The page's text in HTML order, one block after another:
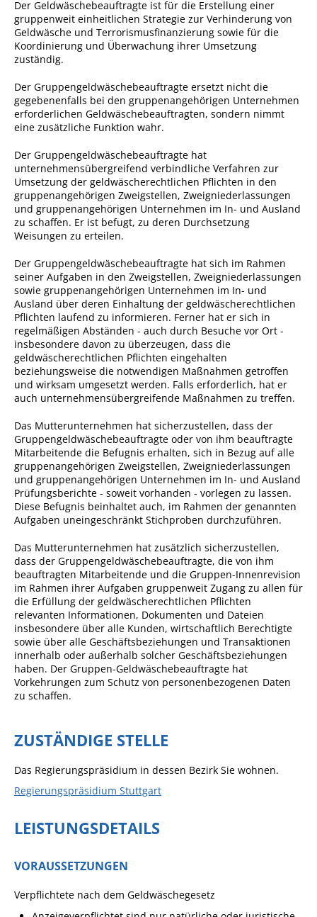
Veranstaltungsgebäude
Freiwillige Feuerwehr
Häckselplatz
Friedhof
Kommunale
Wärmeplanung
Netzmonitor der NetzeBW
Zahlen & Fakten
Angebote für Geflüchtete
Wirtschaft + Handel
RATHAUS
Öffnungszeiten
Kontakt
Online-Bürgerportal
Bürgerservice
Behördenwegweiser
Lebenslagen
Leistungen - Service BW
Neubürgerinfos
Formulare
Wissenswertes/Service
Mängelmeldung online
Winterdienst
Gleichstellung
Selbstbestimmung
Fachstelle
Öffentliche
Bekanntmachungen
Der Geldwäschebeauftragte ist für die Erstellung einer
gruppenweit einheitlichen Strategie zur Verhinderung von
Geldwäsche und Terrorismusfinanzierung sowie für die
Koordinierung und Überwachung ihrer Umsetzung
zuständig.
Der Gruppengeldwäschebeauftragte ersetzt nicht die
gegebenenfalls bei den gruppenangehörigen Unternehmen
erforderlichen Geldwäschebeauftragten, sondern nimmt
eine zusätzliche Funktion wahr.
Der Gruppengeldwäschebeauftragte hat
unternehmensübergreifend verbindliche Verfahren zur
Umsetzung der geldwäscherechtlichen Pflichten in den
gruppenangehörigen Zweigstellen, Zweigniederlassungen
und gruppenangehörigen Unternehmen im In- und Ausland
zu schaffen. Er ist befugt, zu deren Durchsetzung
Weisungen zu erteilen.
Der Gruppengeldwäschebeauftragte hat sich im Rahmen
seiner Aufgaben in den Zweigstellen, Zweigniederlassungen
sowie gruppenangehörigen Unternehmen im In- und
Ausland über deren Einhaltung der geldwäscherechtlichen
Pflichten laufend zu informieren. Ferner hat er sich in
regelmäßigen Abständen - auch durch Besuche vor Ort -
insbesondere davon zu überzeugen, dass die
geldwäscherechtlichen Pflichten eingehalten
beziehungsweise die notwendigen Maßnahmen getroffen
und wirksam umgesetzt werden. Falls erforderlich, hat er
auch unternehmensübergreifende Maßnahmen zu treffen.
Das Mutterunternehmen hat sicherzustellen, dass der
Gruppengeldwäschebeauftragte oder von ihm beauftragte
Mitarbeitende die Befugnis erhalten, sich in Bezug auf alle
gruppenangehörigen Zweigstellen, Zweigniederlassungen
und gruppenangehörigen Unternehmen im In- und Ausland
Prüfungsberichte - soweit vorhanden - vorlegen zu lassen.
Diese Befugnis beinhaltet auch, im Rahmen der genannten
Aufgaben uneingeschränkt Stichproben durchzuführen.
Das Mutterunternehmen hat zusätzlich sicherzustellen,
dass der Gruppengeldwäschebeauftragte, die von ihm
beauftragten Mitarbeitende und die Gruppen-Innenrevision
im Rahmen ihrer Aufgaben gruppenweit Zugang zu allen für
die Erfüllung der geldwäscherechtlichen Pflichten
relevanten Informationen, Dokumenten und Dateien
insbesondere über alle Kunden, wirtschaftlich Berechtigte
sowie über alle Geschäftsbeziehungen und Transaktionen
innerhalb oder außerhalb solcher Geschäftsbeziehungen
haben. Der Gruppen-Geldwäschebeauftragte hat
Vorkehrungen zum Schutz von personenbezogenen Daten
zu schaffen.
ZUSTÄNDIGE STELLE
Das Regierungspräsidium in dessen Bezirk Sie wohnen.
Regierungspräsidium Stuttgart
LEISTUNGSDETAILS
VORAUSSETZUNGEN
Verpflichtete nach dem Geldwäschegesetz